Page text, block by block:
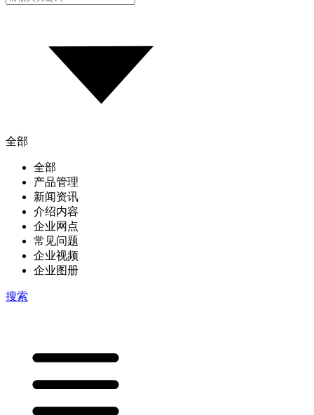
全部
全部
产品管理
新闻资讯
介绍内容
企业网点
常见问题
企业视频
企业图册
搜索